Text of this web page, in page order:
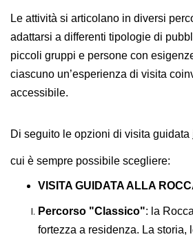
UFFICIO TURISTICO DI DOZZA
GEMELLO DIGITALE BORGO
DOVE MANGIARE
DOVE DORMIRE
EVENTI
MURO
FANTASTIKA
Le attività si articolano in diversi
adattarsi a differenti tipologie di
piccoli gruppi e persone con
ciascuno un’esperienza di visita
accessibile.
Di seguito le opzioni di visita guidata
cui è sempre possibile scegliere:
VISITA GUIDATA ALLA
Percorso "Classico": l a
fortezza a residenza. La storia,